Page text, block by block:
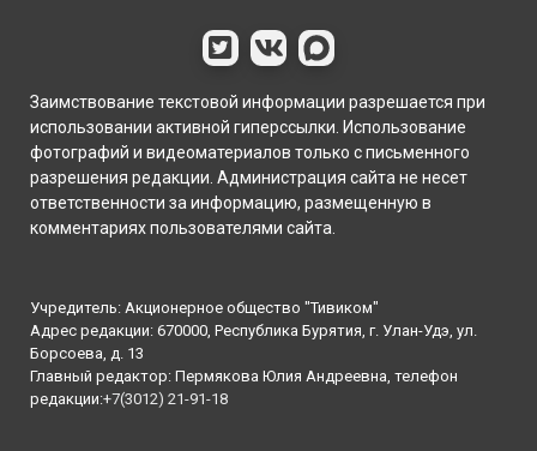
Заимствование текстовой информации разрешается при
использовании активной гиперссылки. Использование
фотографий и видеоматериалов только с письменного
разрешения редакции. Администрация сайта не несет
ответственности за информацию, размещенную в
комментариях пользователями сайта.
Учредитель: Акционерное общество "Тивиком"
Адрес редакции: 670000, Республика Бурятия, г. Улан-Удэ, ул.
Борсоева, д. 13
Главный редактор: Пермякова Юлия Андреевна, телефон
редакции:+7(3012) 21-91-18